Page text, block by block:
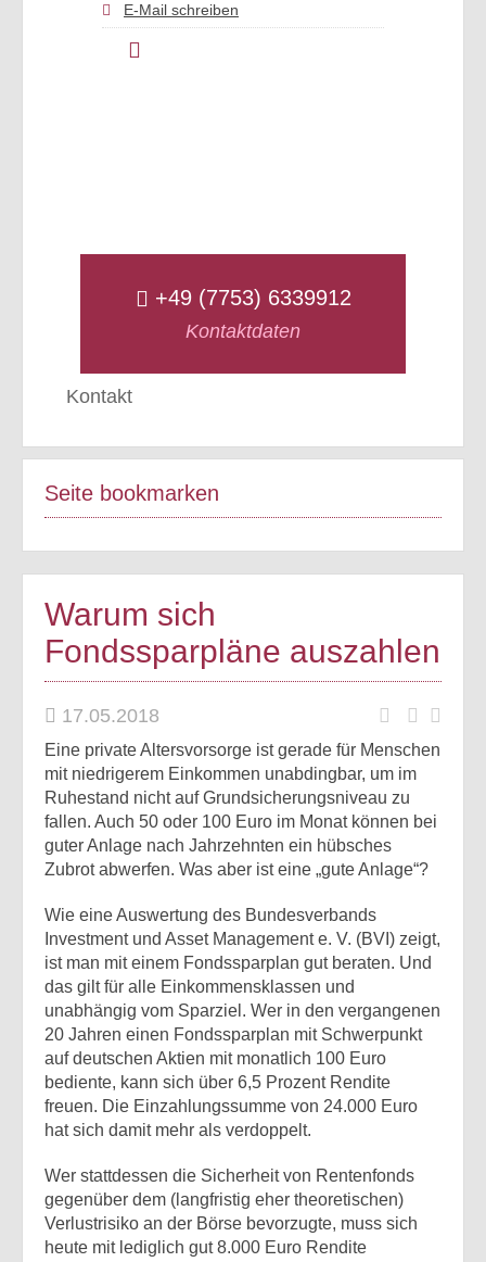
E-Mail schreiben
+49 (7753) 6339912
Kontaktdaten
Kontakt
Seite bookmarken
Warum sich
Fondssparpläne auszahlen
17.05.2018
Eine private Altersvorsorge ist gerade für Menschen
mit niedrigerem Einkommen unabdingbar, um im
Ruhestand nicht auf Grundsicherungsniveau zu
fallen. Auch 50 oder 100 Euro im Monat können bei
guter Anlage nach Jahrzehnten ein hübsches
Zubrot abwerfen. Was aber ist eine „gute Anlage“?
Wie eine Auswertung des Bundesverbands
Investment und Asset Management e. V. (BVI) zeigt,
ist man mit einem Fondssparplan gut beraten. Und
das gilt für alle Einkommensklassen und
unabhängig vom Sparziel. Wer in den vergangenen
20 Jahren einen Fondssparplan mit Schwerpunkt
auf deutschen Aktien mit monatlich 100 Euro
bediente, kann sich über 6,5 Prozent Rendite
freuen. Die Einzahlungssumme von 24.000 Euro
hat sich damit mehr als verdoppelt.
Wer stattdessen die Sicherheit von Rentenfonds
gegenüber dem (langfristig eher theoretischen)
Verlustrisiko an der Börse bevorzugte, muss sich
heute mit lediglich gut 8.000 Euro Rendite